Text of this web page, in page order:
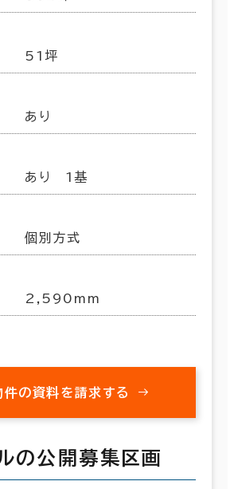
51坪
あり
あり 1基
個別方式
2,590mm
件の資料を請求する
の公開募集区画